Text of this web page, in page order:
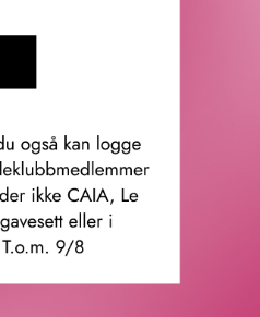
en glossy finish.
at håret føles tykkere og gir glans.